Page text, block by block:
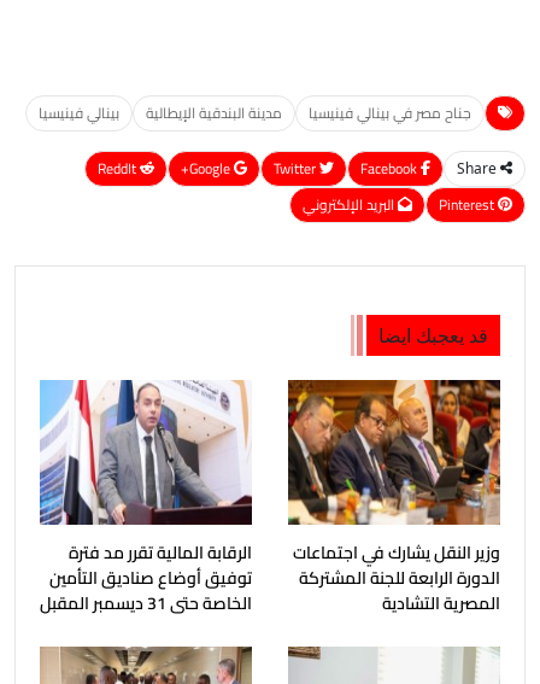
جناح مصر في بينالي فينيسيا مدينة البندقية الإيطالية بينالي فينيسيا
Share
Google+
ReddIt
Pinterest
البريد الإلكتروني
قد يعجبك ايضا
وزير النقل يشارك في اجتماعات
الدورة الرابعة للجنة المشتركة
المصرية التشادية
الرقابة المالية تقرر مد فترة
توفيق أوضاع صناديق التأمين
الخاصة حتى 31 ديسمبر المقبل